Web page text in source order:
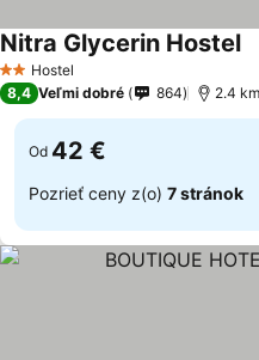
2 Počet hviezdičiek
Hostel
Nitra Glycerin Hostel
8,4 Veľmi dobré 864 2.4
Od 42 €
Pozrieť ceny z(o) 7 stránok